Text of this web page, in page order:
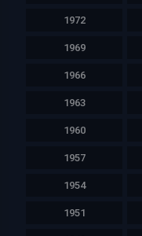
1972
1969
1966
1963
1960
1957
1954
1951